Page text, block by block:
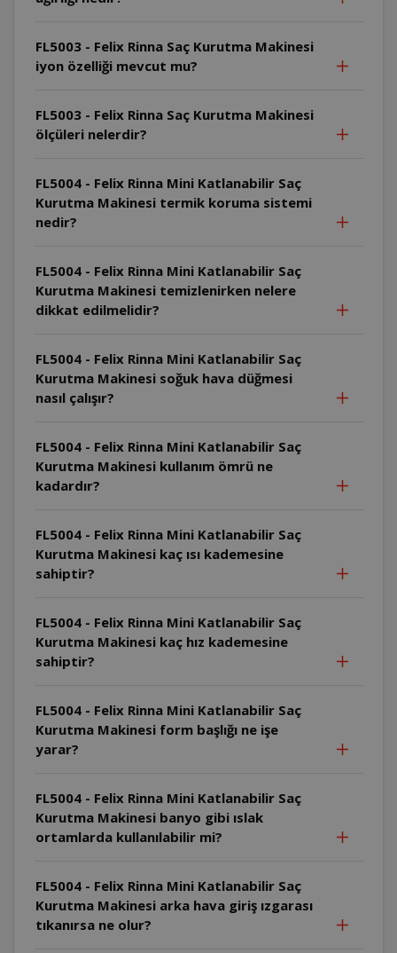
FL5003 - Felix Rinna Saç Kurutma Makinesi
iyon özelliği mevcut mu?
FL5003 - Felix Rinna Saç Kurutma Makinesi
ölçüleri nelerdir?
FL5004 - Felix Rinna Mini Katlanabilir Saç
Kurutma Makinesi termik koruma sistemi
nedir?
FL5004 - Felix Rinna Mini Katlanabilir Saç
Kurutma Makinesi temizlenirken nelere
dikkat edilmelidir?
FL5004 - Felix Rinna Mini Katlanabilir Saç
Kurutma Makinesi soğuk hava düğmesi
nasıl çalışır?
FL5004 - Felix Rinna Mini Katlanabilir Saç
Kurutma Makinesi kullanım ömrü ne
kadardır?
FL5004 - Felix Rinna Mini Katlanabilir Saç
Kurutma Makinesi kaç ısı kademesine
sahiptir?
FL5004 - Felix Rinna Mini Katlanabilir Saç
Kurutma Makinesi kaç hız kademesine
sahiptir?
FL5004 - Felix Rinna Mini Katlanabilir Saç
Kurutma Makinesi form başlığı ne işe
yarar?
FL5004 - Felix Rinna Mini Katlanabilir Saç
Kurutma Makinesi banyo gibi ıslak
ortamlarda kullanılabilir mi?
FL5004 - Felix Rinna Mini Katlanabilir Saç
Kurutma Makinesi arka hava giriş ızgarası
tıkanırsa ne olur?